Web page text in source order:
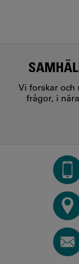
Vi forskar
frågor, i